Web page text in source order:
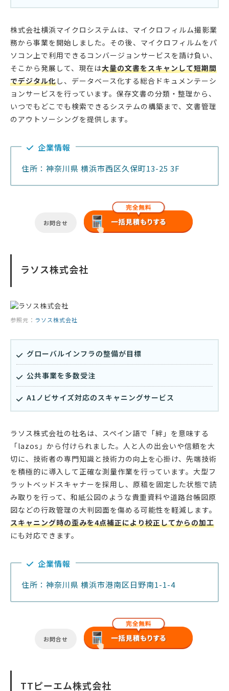
株式会社横浜マイクロシステムは、マイクロフィルム撮影業
務から事業を開始しました。その後、マイクロフィルムをパ
ソコン上で利用できるコンバージョンサービスを請け負い、
そこから発展して、現在は大量の文書をスキャンして短期間
でデジタル化し、データベース化する総合ドキュメンテーシ
ョンサービスを行っています。保存文書の分類・整理から、
いつでもどこでも検索できるシステムの構築まで、文書管理
のアウトソーシングを提供します。
企業情報
住所：神奈川県 横浜市西区久保町13-25 3F
お問合せ
ラソス株式会社
参照元： ラソス株式会社
グローバルインフラの整備が目標
公共事業を多数受注
A1ノビサイズ対応のスキャニングサービス
ラソス株式会社の社名は、スペイン語で「絆」を意味する
「lazos」から付けられました。人と人の出会いや信頼を大
切に、技術者の専門知識と技術力の向上を心掛け、先端技術
を積極的に導入して正確な測量作業を行っています。大型フ
ラットベッドスキャナーを採用し、原稿を固定した状態で読
み取りを行って、和紙公図のような貴重資料や道路台帳図原
図などの行政管理の大判図面を傷める可能性を軽減します。
スキャニング時の歪みを4点補正により校正してからの加工
にも対応できます。
企業情報
住所：神奈川県 横浜市港南区日野南1-1-4
お問合せ
TTピーエム株式会社